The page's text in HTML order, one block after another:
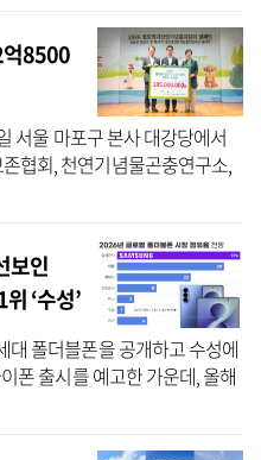
억8500
서울 마포구 본사 대강당에서
협회, 천연기념물곤충연구소,
종위기 천연기념물 보호를 위
보인
‘수성’
대 폴더블폰을 공개하고 수성에
폰 출시를 예고한 가운데, 올해
승부처가 될 전망이다. 삼성